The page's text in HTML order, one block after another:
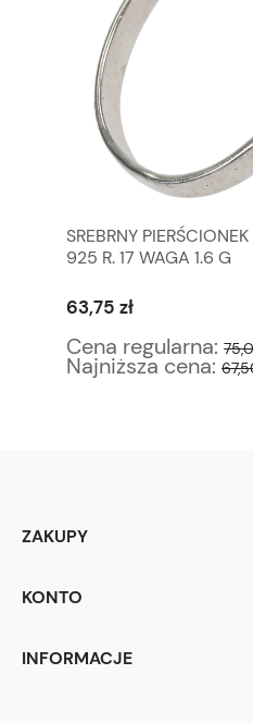
SREBRNY
925 R. 17 WAGA 1.6 G
63,75 zł
Cena regularna:
Najniższa cena:
ZAKUPY
KONTO
INFORMACJE